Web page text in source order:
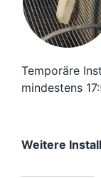
Temporäre
mindestens
Weitere